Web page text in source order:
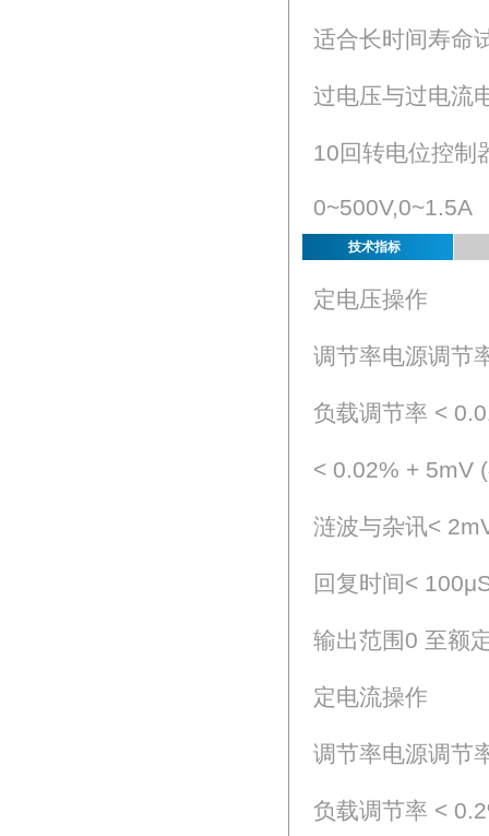
适合长时间寿命
过电压与过电流
10回转电位控制
0~500V,0~1.5A
技术指标
定电压操作
调节率电源调节
负载调节率 <
< 0.02% + 5mV
涟波与杂讯<
回复时间<
输出范围0 至额
定电流操作
调节率电源调节
负载调节率 <